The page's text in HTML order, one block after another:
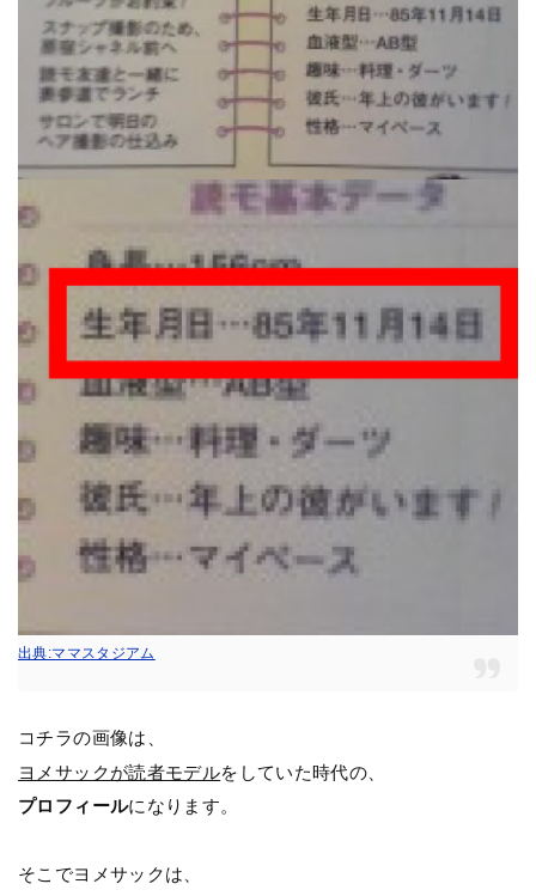
出典:ママスタジアム
コチラの画像は、
ヨメサックが読者モデルをしていた時代の、
プロフィールになります。
そこでヨメサックは、